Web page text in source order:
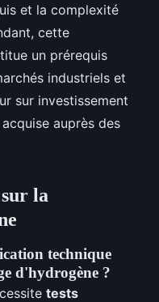
et la complexité
cette
un prérequis
industriels et
sur investissement
auprès des
la
technique
d'hydrogène ?
tests